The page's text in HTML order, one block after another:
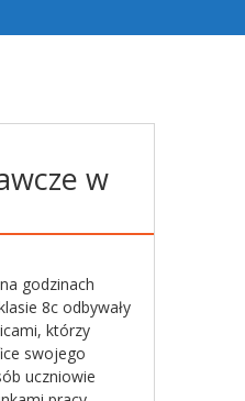
w
godzinach
8c odbywały
którzy
swojego
uczniowie